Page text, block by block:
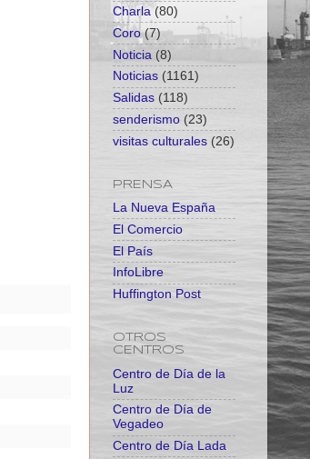
Charla (80)
Coro (7)
Noticia (8)
Noticias (1161)
Salidas (118)
senderismo (23)
visitas culturales (26)
PRENSA
La Nueva España
El Comercio
El País
InfoLibre
Huffington Post
OTROS
CENTROS
Centro de Día de la
Luz
Centro de Día de
Vegadeo
Centro de Día Lada